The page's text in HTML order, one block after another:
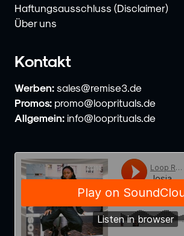
Haftungsausschluss (Disclaimer)
Über uns
Kontakt
Werben: sales@remise3.de
Promos: promo@looprituals.de
Allgemein: info@looprituals.de